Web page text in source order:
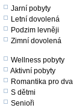
Jarní pobyty
Letní dovolená
Podzim levněji
Zimní dovolená
Wellness pobyty
Aktivní pobyty
Romantika pro dva
S dětmi
Senioři